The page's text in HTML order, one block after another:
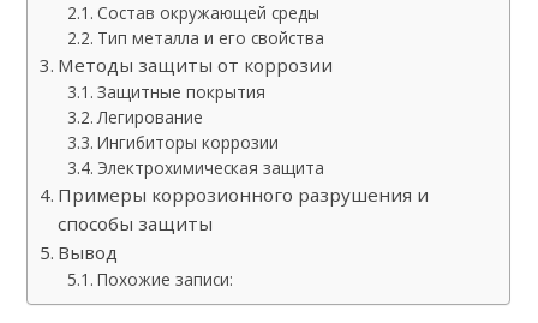
Состав окружающей среды
Тип металла и его свойства
Методы защиты от коррозии
Защитные покрытия
Легирование
Ингибиторы коррозии
Электрохимическая защита
Примеры коррозионного разрушения и
способы защиты
Вывод
Похожие записи: